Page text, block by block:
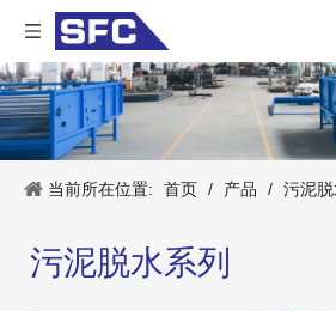
当前所在位置: 首页 / 产品 / 污泥脱
污泥脱水系列